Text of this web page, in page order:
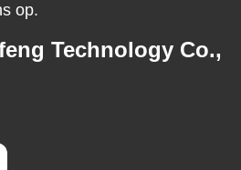
op.
Technology Co.,